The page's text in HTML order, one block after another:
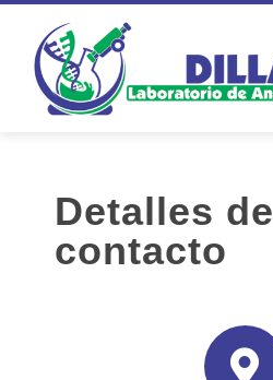
Detalles de
contacto